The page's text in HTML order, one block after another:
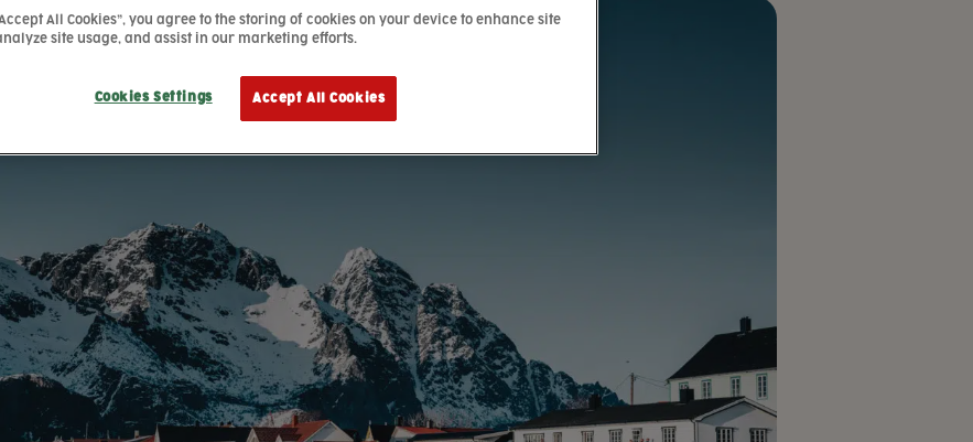
All Cookies”, you agree to the storing of cookies on your device to enhance site
site usage, and assist in our marketing efforts.
Accept All Cookies
Cookies Settings